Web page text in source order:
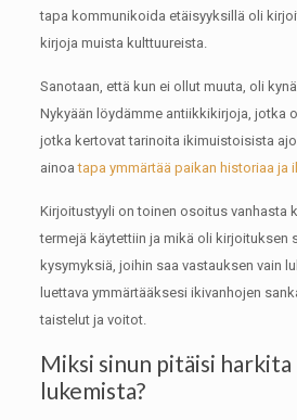
tapa kommunikoida etäisyyksillä oli
kirjoja muista kulttuureista.
Sanotaan, että kun ei ollut muuta, oli
Nykyään löydämme antiikkikirjoja, jotka
jotka kertovat tarinoita ikimuistoisista
ainoatapa ymmärtää paikan historiaa ja
Kirjoitustyyli on toinen osoitus vanhasta
termejä käytettiin ja mikä oli kirjoituksen
kysymyksiä, joihin saa vastauksen vain
luettava ymmärtääksesi ikivanhojen
taistelut ja voitot.
Miksi sinun pitäisi
lukemista?